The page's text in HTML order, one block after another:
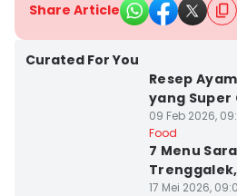
Share Article
Curated For You
Resep
yang Super
09 Feb 2026,
Food
7 Menu
17 Mei 2026,